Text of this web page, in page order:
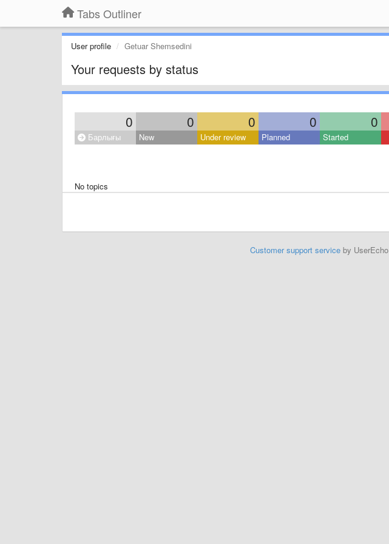
Tabs Outliner
User profile Getuar Shemsedini
Your requests by status
0 0 0 0 0
Барлығы New Under review Planned Started
No topics
Customer support serviceby UserEcho